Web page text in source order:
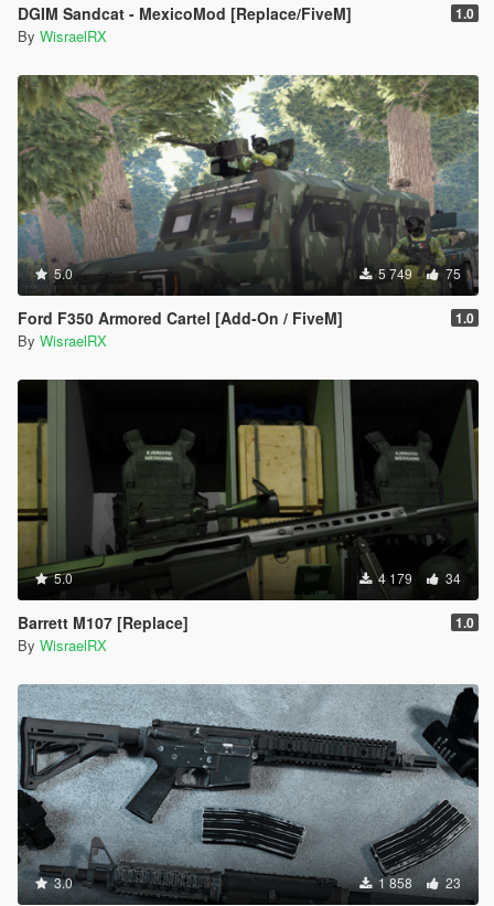
DGIM Sandcat - MexicoMod [Replace/FiveM] 1.0
By WisraelRX
5.0 5 749 75
Ford F350 Armored Cartel [Add-On / FiveM] 1.0
By WisraelRX
5.0 4 179 34
Barrett M107 [Replace] 1.0
By WisraelRX
3.0 1 858 23